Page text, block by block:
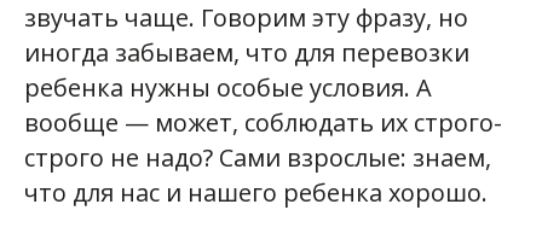
звучать чаще. Говорим эту фразу, но
иногда забываем, что для перевозки
ребенка нужны особые условия. А
вообще — может, соблюдать их строго-
строго не надо? Сами взрослые: знаем,
что для нас и нашего ребенка хорошо.